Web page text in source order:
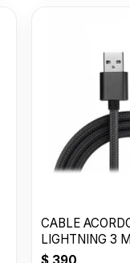
CABLE
LIGHTNING 3
$ 390